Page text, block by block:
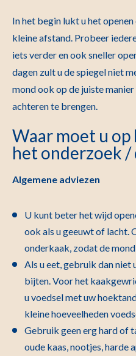
In het begin lukt u het
kleine afstand. Probeer
iets verder en ook sneller
dagen zult u de spiegel niet
mond ook op de juiste
achteren te brengen.
Waar moet u
het onderzoek /
Algemene adviezen
U kunt beter het wijd
ook als u geeuwt of lacht.
onderkaak, zodat de
Als u eet, gebruik dan
bijten. Voor het
u voedsel met uw
kleine hoeveelheden
Gebruik geen erg hard of
oude kaas, nootjes, harde